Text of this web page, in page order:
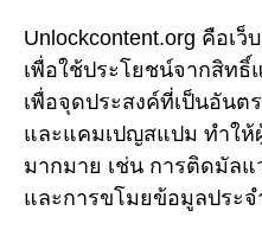
Unlockcontent.org คือเ
เพื่อใช้ประโยชน์จากสิทธิ์
เพื่อจุดประสงค์ที่เป็นอันต
และแคมเปญสแปม ทำให้
มากมาย เช่น การติดมัลแ
และการขโมยข้อมูลประจ